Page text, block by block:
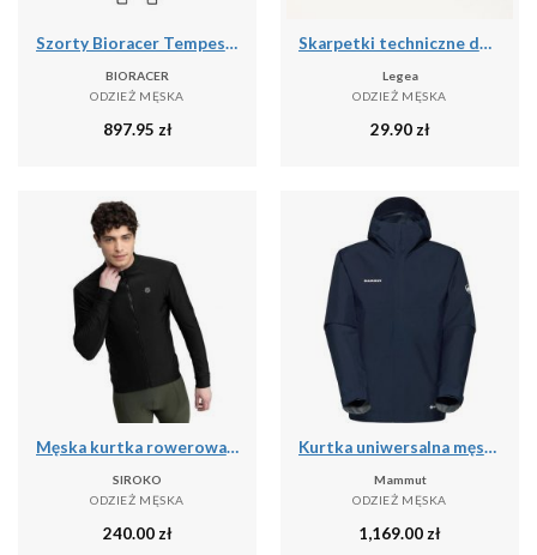
Szorty Bioracer Tempest Protect Pixel
BIORACER
ODZIEŻ MĘSKA
897.95 zł
Skarpetki techniczne do treningu Ghost - 5 par wielokolorowych
Legea
ODZIEŻ MĘSKA
29.90zł
Męska kurtka rowerowa softshell Kolarstwo Siroko J1 Furkapass
SIROKO
ODZIEŻ MĘSKA
240.00zł
Kurtka uniwersalna męska Mammut Treeline Light Hs
Mammut
ODZIEŻ MĘSKA
1,169.00zł